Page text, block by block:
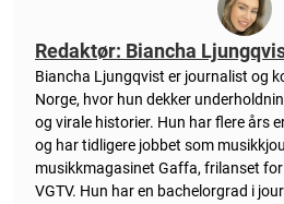
Redaktør: Biancha
Biancha Ljungqvist er journalist og
Norge, hvor hun dekker
og virale historier. Hun har flere års
og har tidligere jobbet som
musikkmagasinet Gaffa, frilanset
VGTV. Hun har en bachelorgrad i